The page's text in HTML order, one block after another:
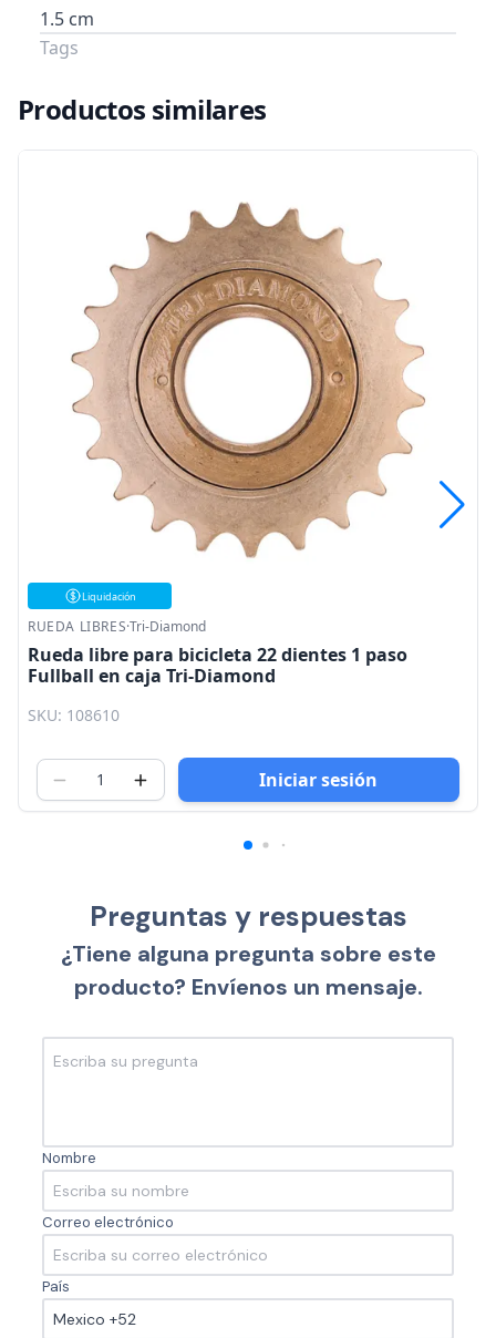
1.5 cm
Tags
Productos similares
RUEDA LIBRES·Tri-Diamond
Rueda libre para bicicleta 16 dientes 1 paso
fullball en caja cafe Tri-Diamond
SKU: 108422
Iniciar sesión
Preguntas y respuestas
¿Tiene alguna pregunta sobre este
producto? Envíenos un mensaje.
Nombre
Correo electrónico
País